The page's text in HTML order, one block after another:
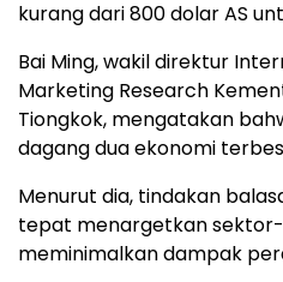
kurang dari 800 dolar AS
Bai Ming, wakil direktur
Marketing Research
Tiongkok, mengatakan
dagang dua ekonomi
Menurut dia, tindakan
tepat menargetkan
meminimalkan dampak